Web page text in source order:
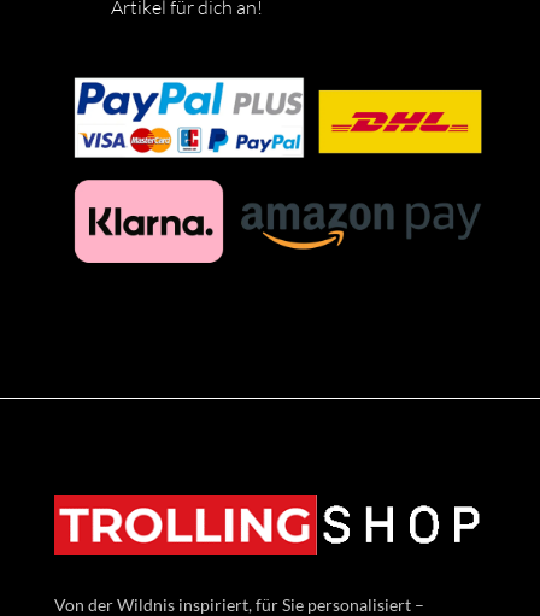
Artikel für dich an!
Von der Wildnis inspiriert, für Sie personalisiert –